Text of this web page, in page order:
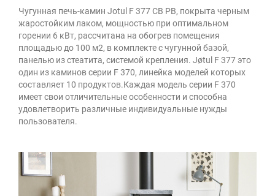
Чугунная печь-камин Jotul F 377 CB PB, покрыта черным
жаростойким лаком, мощностью при оптимальном
горении 6 кВт, рассчитана на обогрев помещения
площадью до 100 м2, в комплекте с чугунной базой,
панелью из стеатита, системой крепления. Jøtul F 377 это
один из каминов серии F 370, линейка моделей которых
составляет 10 продуктов.Каждая модель серии F 370
имеет свои отличительные особенности и способна
удовлетворить различные индивидуальные нужды
пользователя.